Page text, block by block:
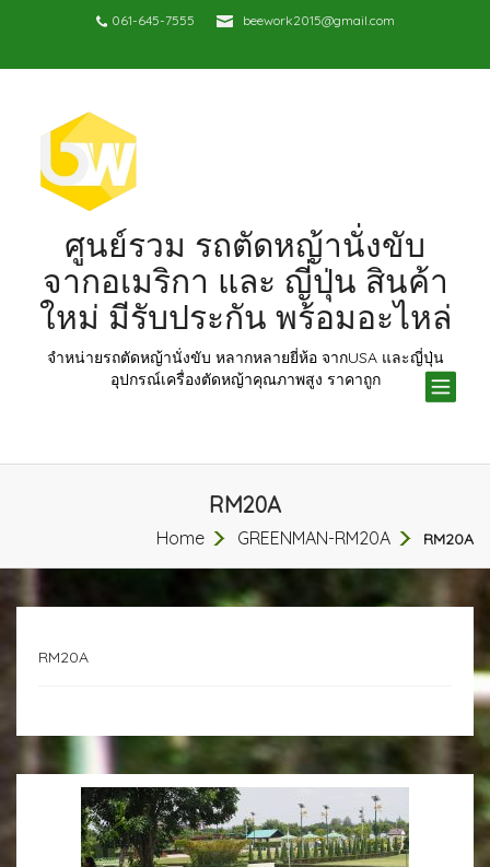
061-645-7555 beework2015@gmail.com
ศูนย์รวม รถตัดหญ้านั่งขับ
จากอเมริกา และ ญี่ปุ่น สินค้า
ใหม่ มีรับประกัน พร้อมอะไหล่
จำหน่ายรถตัดหญ้านั่งขับ หลากหลายยี่ห้อ จากUSA และญี่ปุ่น
อุปกรณ์เครื่องตัดหญ้าคุณภาพสูง ราคาถูก
RM20A
Home GREENMAN-RM20A RM20A
RM20A